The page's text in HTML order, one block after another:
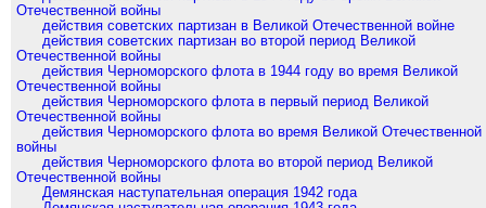
Отечественной войны
действия советских партизан в Великой Отечественной войне
действия советских партизан во второй период Великой
Отечественной войны
действия Черноморского флота в 1944 году во время Великой
Отечественной войны
действия Черноморского флота в первый период Великой
Отечественной войны
действия Черноморского флота во время Великой Отечественной
войны
действия Черноморского флота во второй период Великой
Отечественной войны
Демянская наступательная операция 1942 года